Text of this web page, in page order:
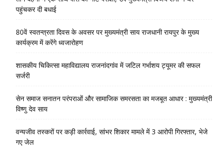
पहुंचकर दी बधाई
80वें स्वतन्त्रता दिवस के अवसर पर मुख्यमंत्री साय राजधानी रायपुर के मुख्य
कार्यक्रम में करेंगे ध्वजारोहण
शासकीय चिकित्सा महाविद्यालय राजनांदगांव में जटिल गर्भाशय ट्यूमर की सफल
सर्जरी
सेन समाज सनातन परंपराओं और सामाजिक समरसता का मजबूत आधार : मुख्यमंत्री
विष्णु देव साय
वन्यजीव तस्करों पर कड़ी कार्रवाई, सांभर शिकार मामले में 3 आरोपी गिरफ्तार, भेजे
गए जेल